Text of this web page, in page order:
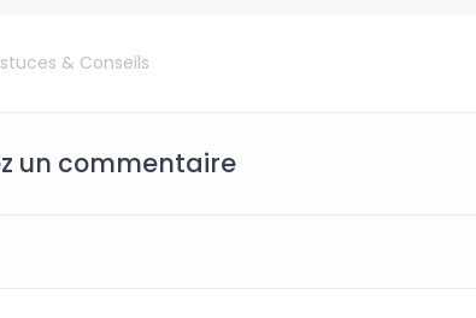
& Conseils
un commentaire